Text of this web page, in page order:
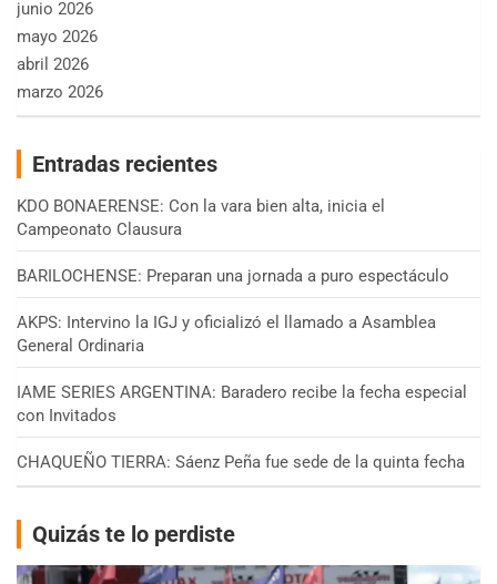
junio 2026
mayo 2026
abril 2026
marzo 2026
Entradas recientes
KDO BONAERENSE: Con la vara bien alta, inicia el
Campeonato Clausura
BARILOCHENSE: Preparan una jornada a puro espectáculo
AKPS: Intervino la IGJ y oficializó el llamado a Asamblea
General Ordinaria
IAME SERIES ARGENTINA: Baradero recibe la fecha especial
con Invitados
CHAQUEÑO TIERRA: Sáenz Peña fue sede de la quinta fecha
Quizás te lo perdiste